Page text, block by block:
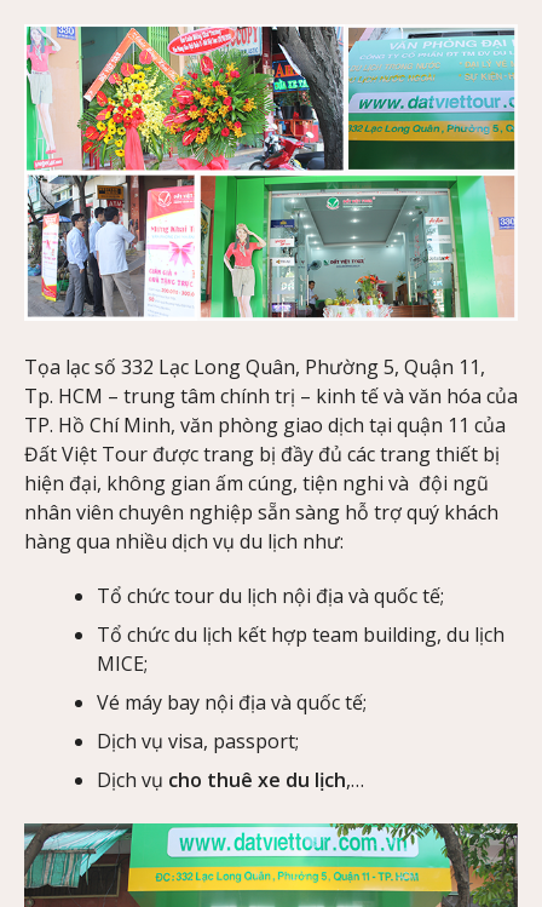
Tọa lạc số 332 Lạc Long Quân, Phường 5, Quận 11,
Tp. HCM – trung tâm chính trị – kinh tế và văn hóa của
TP. Hồ Chí Minh, văn phòng giao dịch tại quận 11 của
Đất Việt Tour được trang bị đầy đủ các trang thiết bị
hiện đại, không gian ấm cúng, tiện nghi và đội ngũ
nhân viên chuyên nghiệp sẵn sàng hỗ trợ quý khách
hàng qua nhiều dịch vụ du lịch như:
Tổ chức tour du lịch nội địa và quốc tế;
Tổ chức du lịch kết hợp team building, du lịch
MICE;
Vé máy bay nội địa và quốc tế;
Dịch vụ visa, passport;
Dịch vụ cho thuê xe du lịch,…